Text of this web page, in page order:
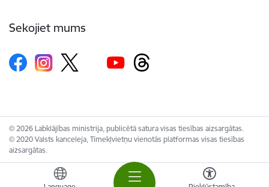
Sekojiet mums
© 2026 Labklājības ministrija, publicētā satura visas tiesības aizsargātas.
© 2020 Valsts kanceleja, Tīmekļvietņu vienotās platformas visas tiesības
aizsargātas.